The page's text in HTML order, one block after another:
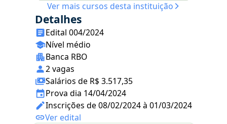
Ver mais cursos desta instituição
Detalhes
Edital 004/2024
Nível médio
Banca RBO
2 vagas
Salários de R$ 3.517,35
Prova dia 14/04/2024
Inscrições de 08/02/2024 à 01/03/2024
Ver edital